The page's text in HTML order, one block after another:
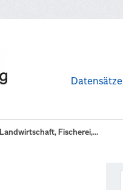
Datensätze
Landwirtschaft, Fischerei,...